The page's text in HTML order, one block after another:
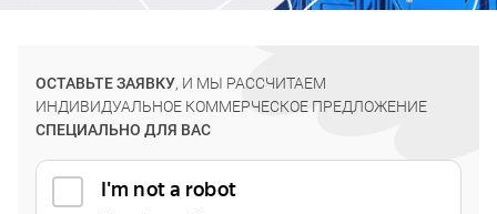
ОСТАВЬТЕ ЗАЯВКУ, И МЫ РАССЧИТАЕМ
ИНДИВИДУАЛЬНОЕ КОММЕРЧЕСКОЕ ПРЕДЛОЖЕНИЕ
СПЕЦИАЛЬНО ДЛЯ ВАС